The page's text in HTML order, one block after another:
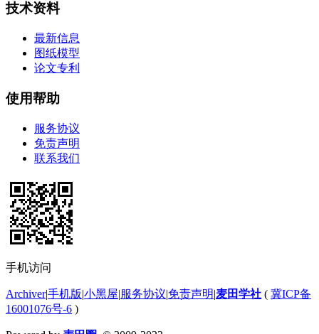
技术资料
最新信息
图纸模型
论文专利
使用帮助
服务协议
免责声明
联系我们
手机访问
Archiver|手机版|小黑屋|服务协议|免责声明|麦田学社 ( 冀ICP备
16001076号-6 )